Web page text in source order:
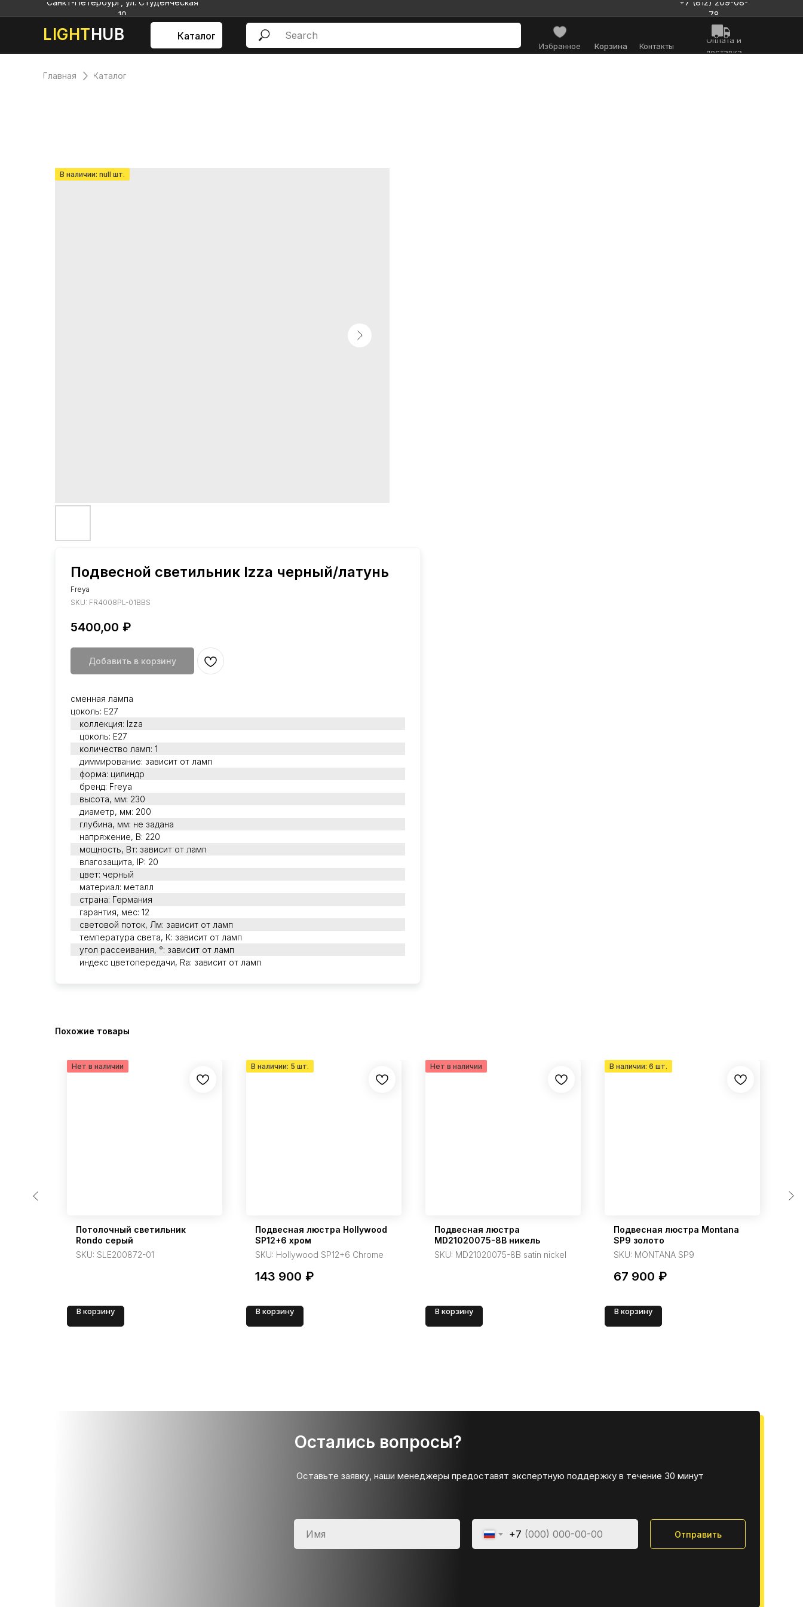
LIGHTHUB
+7 (812) 209-08-
78
Санкт-Петербург, ул. Студенческая
10
Оплата и
доставка
Контакты
Избранное
Каталог
Корзина
Каталог
Главная
Подвесной светильник Izza черный/латунь
Freya
SKU: FR4008PL-01BBS
5400,00 ₽
Добавить в корзину
сменная лампа
цоколь: E27
коллекция: Izza
цоколь: E27
количество ламп: 1
диммирование: зависит от ламп
форма: цилиндр
бренд: Freya
высота, мм: 230
диаметр, мм: 200
глубина, мм: не задана
напряжение, В: 220
мощность, Вт: зависит от ламп
влагозащита, IP: 20
цвет: черный
материал: металл
страна: Германия
гарантия, мес: 12
световой поток, Лм: зависит от ламп
температура света, К: зависит от ламп
угол рассеивания, °: зависит от ламп
индекс цветопередачи, Ra: зависит от ламп
Похожие товары
Потолочный светильник
Rondo серый
SKU: SLE200872-01
В корзину
Подвесная люстра Hollywood
SP12+6 хром
SKU: Hollywood SP12+6 Chrome
143 900 ₽
В корзину
Подвесная люстра
MD21020075-8B никель
SKU: MD21020075-8B satin nickel
В корзину
Подвесная люстра Montana
SP9 золото
SKU: MONTANA SP9
67 900 ₽
В корзину
Остались вопросы?
+7 Отправить
Оставьте заявку, наши менеджеры предоставят экспертную поддержку в течение 30 минут